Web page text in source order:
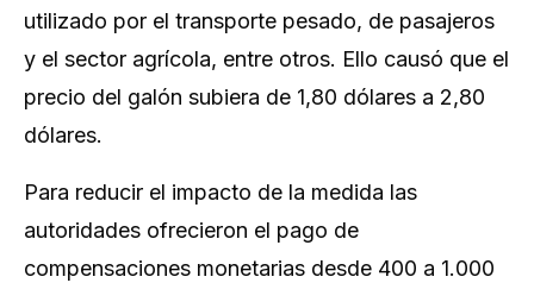
utilizado por el transporte pesado, de pasajeros
y el sector agrícola, entre otros. Ello causó que el
precio del galón subiera de 1,80 dólares a 2,80
dólares.
Para reducir el impacto de la medida las
autoridades ofrecieron el pago de
compensaciones monetarias desde 400 a 1.000